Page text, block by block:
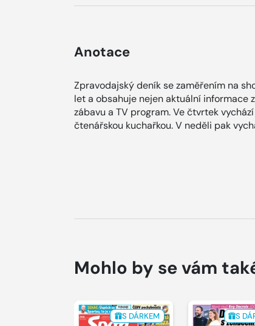
Anotace
Zpravodajský deník se zaměřením na
let a obsahuje nejen aktuální informace
zábavu a TV program. Ve čtvrtek
čtenářskou kuchařkou. V neděli pak
Mohlo by se vám
S DÁRKEM S